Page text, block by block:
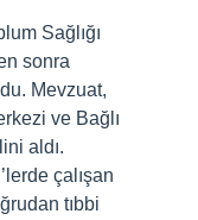
Sağlığı
sonra
Mevzuat,
ve Bağlı
aldı.
çalışan
tıbbi